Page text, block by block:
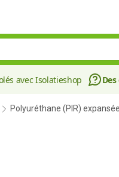
avec Isolatieshop
Polyuréthane (PIR)